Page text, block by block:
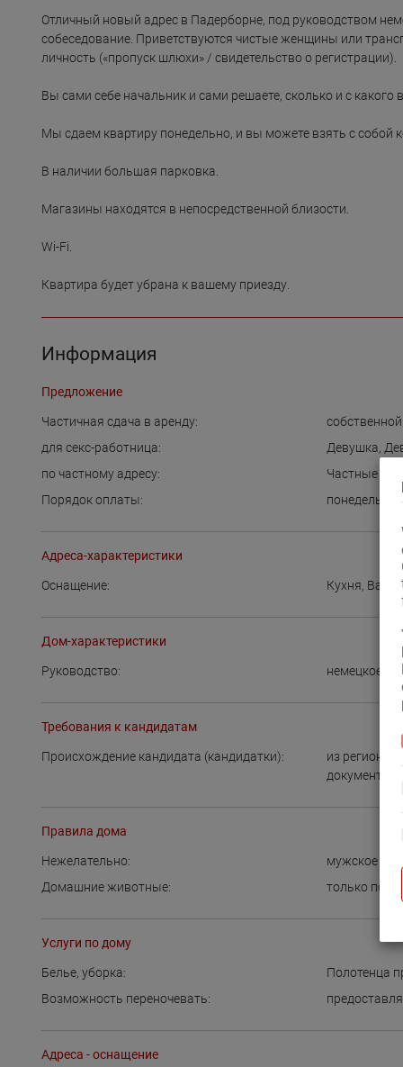
Отличный новый адрес в Падерборне, под руководством
собеседование. Приветствуются чистые женщины или
личность («пропуск шлюхи» / свидетельство о регистрации).
Вы сами себе начальник и сами решаете, сколько и с какого
Мы сдаем квартиру понедельно, и вы можете взять с собой
В наличии большая парковка.
Магазины находятся в непосредственной близости.
Wi-Fi.
Квартира будет убрана к вашему приезду.
Информация
Предложение
Частичная сдача в аренду:
для cекс-работница:
Девушка,
по частному адресу:
Частные
Порядок оплаты:
Адреса-характеристики
Оснащение: Кухня,
Дом-характеристики
Руководство: немецкое
Требования к кандидатам
Происхождение кандидата (кандидатки): из региона
документы
Правила дома
Нежелательно:
мужское
Домашние животные:
только по
Услуги по дому
Белье, уборка: Полотенца
Возможность переночевать:
Адреса - оснащение